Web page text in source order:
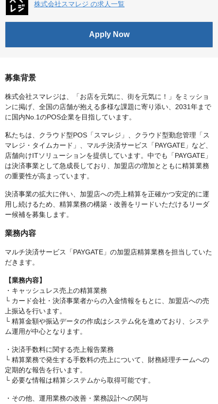
株式会社スマレジ の求人一覧
Apply Now
募集背景
株式会社スマレジは、「お店を元気に、街を元気に！」をミッショ
ンに掲げ、全国の店舗が抱える多様な課題に寄り添い、2031年まで
に国内No.1のPOS企業を目指しています。
私たちは、クラウド型POS「スマレジ」、クラウド型勤怠管理「ス
マレジ・タイムカード」、マルチ決済サービス「PAYGATE」など、
店舗向けITソリューションを提供しています。中でも「PAYGATE」
は決済事業として急成長しており、加盟店の増加とともに精算業務
の重要性が高まっています。
決済事業の拡大に伴い、加盟店への売上精算を正確かつ安定的に運
用し続けるため、精算業務の構築・改善をリードいただけるリーダ
ー候補を募集します。
業務内容
マルチ決済サービス「PAYGATE」の加盟店精算業務を担当していた
だきます。
【業務内容】
・キャッシュレス売上の精算業務
└ カード会社・決済事業者からの入金情報をもとに、加盟店への売
上振込を行います。
└ 精算金額や振込データの作成はシステム化を進めており、システ
ム運用が中心となります。
・決済手数料に関する売上報告業務
└ 精算業務で発生する手数料の売上について、財務経理チームへの
定期的な報告を行います。
└ 必要な情報は精算システムから取得可能です。
・その他、運用業務の改善・業務設計への関与